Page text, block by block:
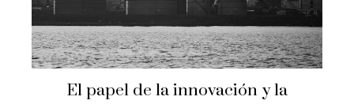
El papel de la innovación y la